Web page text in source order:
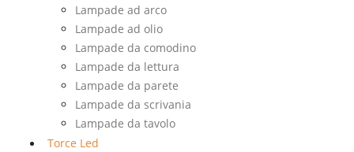
Lampade ad arco
Lampade ad olio
Lampade da comodino
Lampade da lettura
Lampade da parete
Lampade da scrivania
Lampade da tavolo
Torce Led